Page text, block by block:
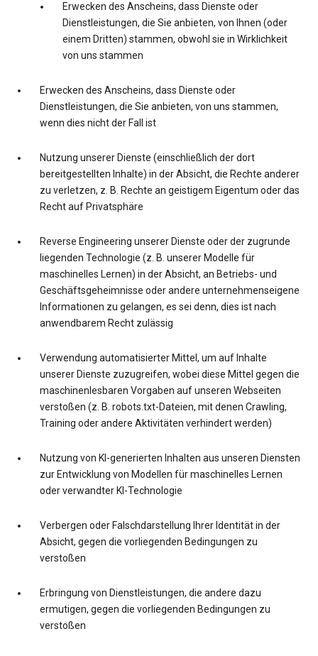
Erwecken des Anscheins, dass Dienste oder
Dienstleistungen, die Sie anbieten, von Ihnen (oder
einem Dritten) stammen, obwohl sie in Wirklichkeit
von uns stammen
Erwecken des Anscheins, dass Dienste oder
Dienstleistungen, die Sie anbieten, von uns stammen,
wenn dies nicht der Fall ist
Nutzung unserer Dienste (einschließlich der dort
bereitgestellten Inhalte) in der Absicht, die Rechte anderer
zu verletzen, z. B. Rechte an geistigem Eigentum oder das
Recht auf Privatsphäre
Reverse Engineering unserer Dienste oder der zugrunde
liegenden Technologie (z. B. unserer Modelle für
maschinelles Lernen) in der Absicht, an Betriebs- und
Geschäftsgeheimnisse oder andere unternehmenseigene
Informationen zu gelangen, es sei denn, dies ist nach
anwendbarem Recht zulässig
Verwendung automatisierter Mittel, um auf Inhalte
unserer Dienste zuzugreifen, wobei diese Mittel gegen die
maschinenlesbaren Vorgaben auf unseren Webseiten
verstoßen (z. B. robots.txt-Dateien, mit denen Crawling,
Training oder andere Aktivitäten verhindert werden)
Nutzung von KI-generierten Inhalten aus unseren Diensten
zur Entwicklung von Modellen für maschinelles Lernen
oder verwandter KI-Technologie
Verbergen oder Falschdarstellung Ihrer Identität in der
Absicht, gegen die vorliegenden Bedingungen zu
verstoßen
Erbringung von Dienstleistungen, die andere dazu
ermutigen, gegen die vorliegenden Bedingungen zu
verstoßen